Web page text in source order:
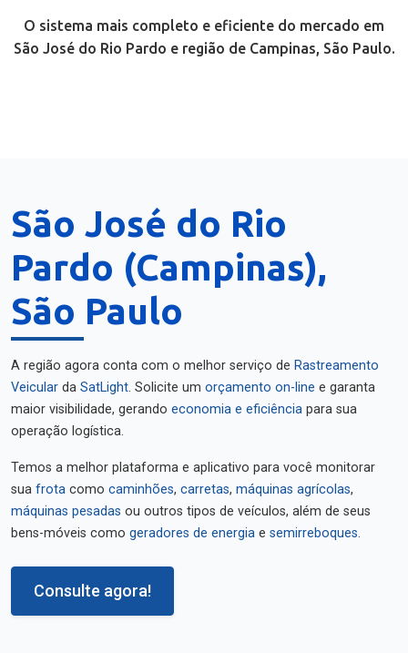
O sistema mais completo e eficiente do mercado em
São José do Rio Pardo e região de Campinas, São Paulo.
São José do Rio
Pardo (Campinas),
São Paulo
A região agora conta com o melhor serviço de Rastreamento
Veicular da SatLight. Solicite um orçamento on-line e garanta
maior visibilidade, gerando economia e eficiência para sua
operação logística.
Temos a melhor plataforma e aplicativo para você monitorar
sua frota como caminhões, carretas, máquinas agrícolas,
máquinas pesadas ou outros tipos de veículos, além de seus
bens-móveis como geradores de energia e semirreboques.
Consulte agora!